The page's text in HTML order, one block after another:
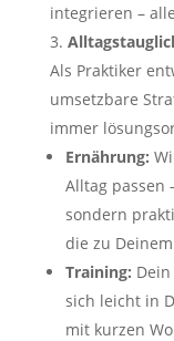
integrieren –
Als Praktiker
umsetzbare
immer
Ernährung:
Alltag passen
sondern
die zu
Training:
sich leicht in
mit kurzen